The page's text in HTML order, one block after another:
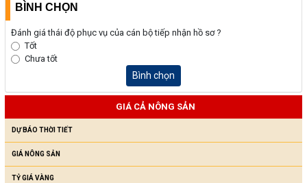
BÌNH CHỌN
Đánh giá thái độ phục vụ của cán bộ tiếp nhận hồ sơ ?
Tốt
Chưa tốt
Bình chọn
GIÁ CẢ NÔNG SẢN
DỰ BÁO THỜI TIẾT
GIÁ NÔNG SẢN
TỶ GIÁ VÀNG